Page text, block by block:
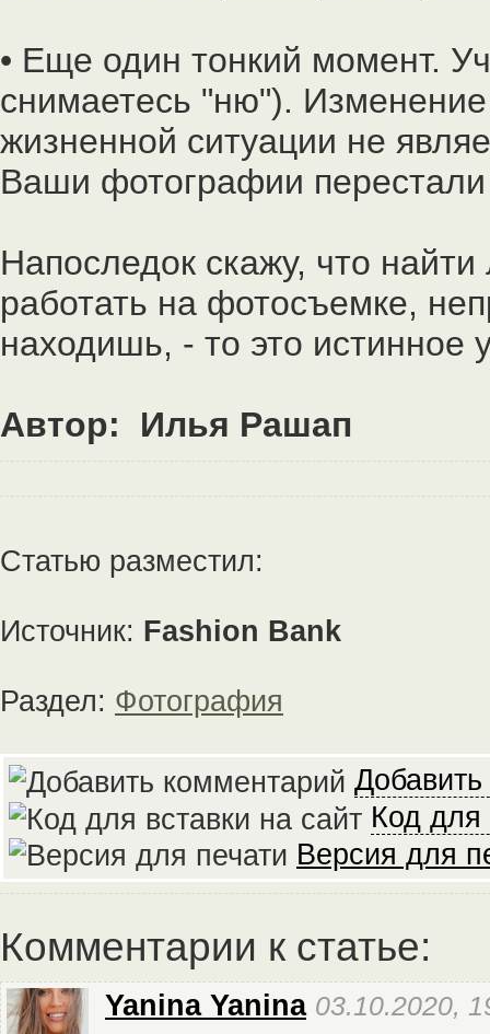
• Еще один тонкий момент.
снимаетесь "ню").
жизненной ситуации не
Ваши фотографии перестали
Напоследок скажу, что
работать на фотосъемке,
находишь, - то это истинное
Автор: Илья Рашап
Статью разместил:
Источник: Fashion Bank
Раздел: Фотография
Код для
Версия для
Комментарии к статье:
Yanina Yanina 03.10.2020,